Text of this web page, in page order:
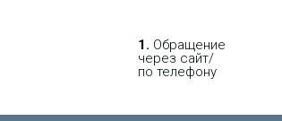
1. Обращение
через сайт/
по телефону